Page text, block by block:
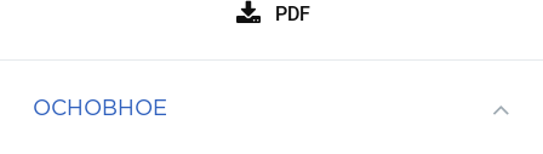
PDF
ОСНОВНОЕ